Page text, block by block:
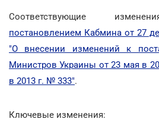
Соответствующие
постановлением Кабмина от 27
"О внесении изменений к
Министров Украины от 23 мая в
в 2013 г. № 333".
Ключевые изменения: